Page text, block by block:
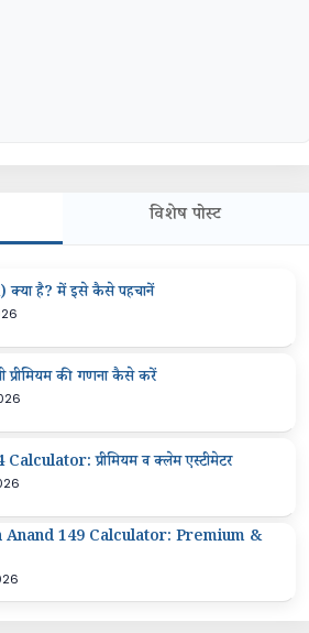
विशेष पोस्ट
क्या है? में इसे कैसे पहचानें
प्रीमियम की गणना कैसे करें
प्रीमियम व क्लेम एस्टीमेटर
Anand 149 Calculator: Premium &